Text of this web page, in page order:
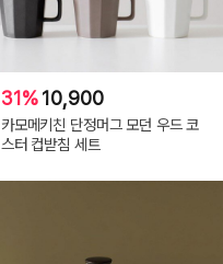
31%10,900
카모메키친 단정머그 모던 우드 코
스터 컵받침 세트